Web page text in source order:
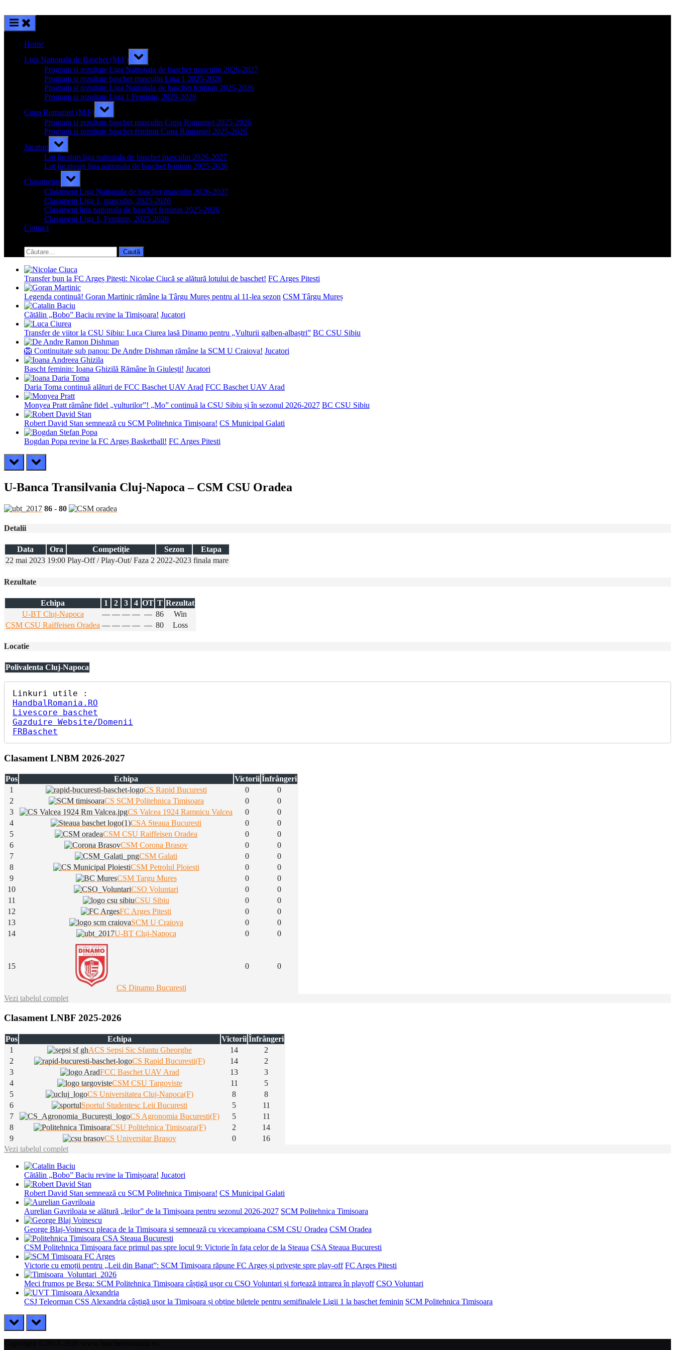
Home
Liga Nationala de Baschet (M/F)
Toggle
sub-
menu
Program si rezultate Liga Nationala de baschet masculin 2026-2027
Program si rezultate baschet masculin Liga 1 2025-2026
Program si rezultate Liga Nationala de baschet feminin 2025-2026
Program si rezultate Liga 1 Feminin, 2025-2026
Cupa Romaniei (M/F)
Toggle
sub-
menu
Program si rezultate baschet masculin Cupa Romaniei 2025-2026
Program si rezultate baschet feminin Cupa Romaniei 2025-2026
Jucatori
Toggle
sub-
menu
Lot jucatori liga nationala de baschet masculin 2026-2027
Lot jucatoare liga nationala de baschet feminin 2025-2026
Clasamente
Toggle
sub-
menu
Clasament Liga Nationala de baschet masculin 2026-2027
Clasament Liga 1, masculin, 2025-2026
Clasament liga nationala de baschet feminin 2025-2026
Clasament Liga 1, Feminin, 2025-2026
Contact
search
form
Caută
după:
Transfer bun la FC Argeș Pitești: Nicolae Ciucă se alătură lotului de baschet! FC Arges Pitesti
Legenda continuă! Goran Martinic rămâne la Târgu Mureș pentru al 11-lea sezon CSM Târgu Mureș
Cătălin „Bobo” Baciu revine la Timișoara! Jucatori
Transfer de viitor la CSU Sibiu: Luca Ciurea lasă Dinamo pentru „Vulturii galben-albaștri” BC CSU Sibiu
🦁 Continuitate sub panou: De Andre Dishman rămâne la SCM U Craiova! Jucatori
Bascht feminin: Ioana Ghizilă Rămâne în Giulești! Jucatori
Daria Toma continuă alături de FCC Baschet UAV Arad FCC Baschet UAV Arad
Monyea Pratt rămâne fidel „vulturilor”! „Mo” continuă la CSU Sibiu și în sezonul 2026-2027 BC CSU Sibiu
Robert David Stan semnează cu SCM Politehnica Timișoara! CS Municipal Galati
Bogdan Popa revine la FC Argeș Basketball! FC Arges Pitesti
prev next
U-Banca Transilvania Cluj-Napoca – CSM CSU Oradea
86 - 80
Detalii
Data Ora Competiție Sezon
Etapa
22 mai 2023 19:00 Play-Off / Play-Out/ Faza 2 2022-2023 finala mare
Rezultate
Echipa 1 2 3 4 OT T Rezultat
U-BT Cluj-Napoca
— — — — — 86
Win
CSM CSU Raiffeisen Oradea — — — — — 80 Loss
Locatie
Polivalenta Cluj-Napoca
HandbalRomania.RO
Livescore baschet
Gazduire Website/Domenii
FRBaschet
Clasament LNBM 2026-2027
Pos Echipa Victorii Înfrângeri
1
CS Rapid Bucuresti 0
0
2
CS SCM Politehnica Timisoara 0
0
3
CS Valcea 1924 Ramnicu Valcea 0
0
4
CSA Steaua Bucuresti 0
0
5
CSM CSU Raiffeisen Oradea 0
0
6
CSM Corona Brasov 0
0
7
CSM Galati 0
0
8
CSM Petrolul Ploiesti 0
0
9
CSM Targu Mures 0
0
10
CSO Voluntari 0
0
11
CSU Sibiu 0
0
12
FC Arges Pitesti 0
0
13
SCM U Craiova 0
0
14
U-BT Cluj-Napoca 0 0
15
CS Dinamo Bucuresti
0 0
Vezi tabelul complet
Clasament LNBF 2025-2026
Pos Echipa Victorii Înfrângeri
1
ACS Sepsi Sic Sfantu Gheorghe 14
2
2
CS Rapid Bucuresti(F) 14
2
3
FCC Baschet UAV Arad 13
3
4
CSM CSU Targoviste 11
5
5
CS Universitatea Cluj-Napoca(F) 8
8
6
Sportul Studentesc Leii Bucuresti 5
11
7
CS Agronomia Bucuresti(F) 5
11
8
CSU Politehnica Timisoara(F) 2
14
9
CS Universitar Brasov 0
16
Vezi tabelul complet
Cătălin „Bobo” Baciu revine la Timișoara! Jucatori
Robert David Stan semnează cu SCM Politehnica Timișoara! CS Municipal Galati
Aurelian Gavriloaia se alătură „leilor” de la Timișoara pentru sezonul 2026-2027 SCM Politehnica Timisoara
George Blaj-Voinescu pleaca de la Timisoara si semnează cu vicecampioana CSM CSU Oradea CSM Oradea
CSM Politehnica Timișoara face primul pas spre locul 9: Victorie în fața celor de la Steaua CSA Steaua Bucuresti
Victorie cu emoții pentru „Leii din Banat”: SCM Timișoara răpune FC Argeș și privește spre play-off FC Arges Pitesti
Meci frumos pe Bega: SCM Politehnica Timișoara câștigă ușor cu CSO Voluntari și forțează intrarea în playoff CSO Voluntari
CSJ Teleorman CSS Alexandria câștigă ușor la Timișoara și obține biletele pentru semifinalele Ligii 1 la baschet feminin SCM Politehnica Timisoara
prev next